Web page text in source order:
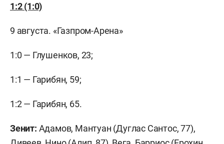
1:2 (1:0)
9 августа. «Газпром-Арена»
1:0 — Глушенков, 23;
1:1 — Гарибян, 59;
1:2 — Гарибян, 65.
Зенит: Адамов, Мантуан (Дуглас Сантос, 77),